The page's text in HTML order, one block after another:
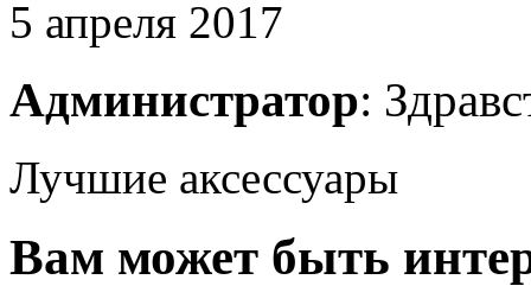
5 апреля 2017
Администратор:
Лучшие аксессуары
Вам может быть